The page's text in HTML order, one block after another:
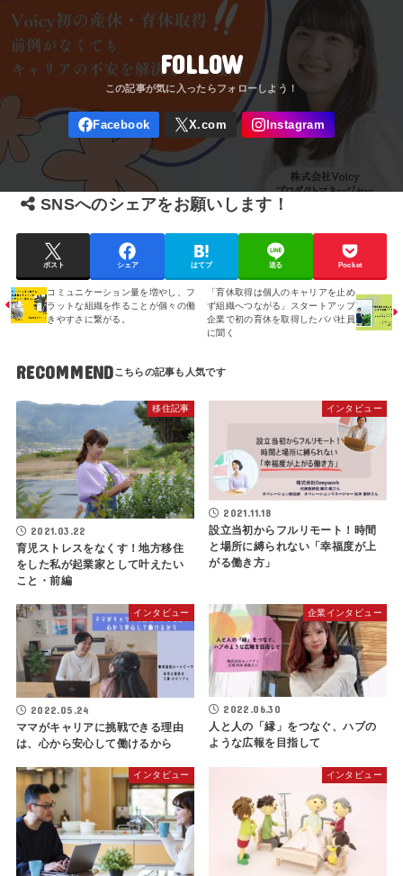
FOLLOW
SNSへのシェアをお願いします！
ポスト シェア はてブ 送る Pocket
コミュニケーション量を増やし、フ
ラットな組織を作ることが個々の働
きやすさに繋がる。
「育休取得は個人のキャリアを止め
ず組織へつながる」スタートアップ
企業で初の育休を取得したパパ社員
に聞く
RECOMMEND
移住記事
2021.03.22
育児ストレスをなくす！地方移住
をした私が起業家として叶えたい
こと・前編
インタビュー
2021.11.18
設立当初からフルリモート！時間
と場所に縛られない「幸福度が上
がる働き方」
インタビュー
2022.05.24
ママがキャリアに挑戦できる理由
は、心から安心して働けるから
企業インタビュー
2022.06.30
人と人の「縁」をつなぐ、ハブの
ような広報を目指して
インタビュー インタビュー